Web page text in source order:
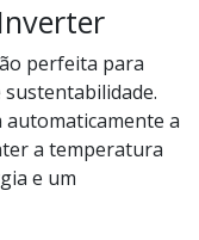
perfeita para
automaticamente a
a temperatura
e um